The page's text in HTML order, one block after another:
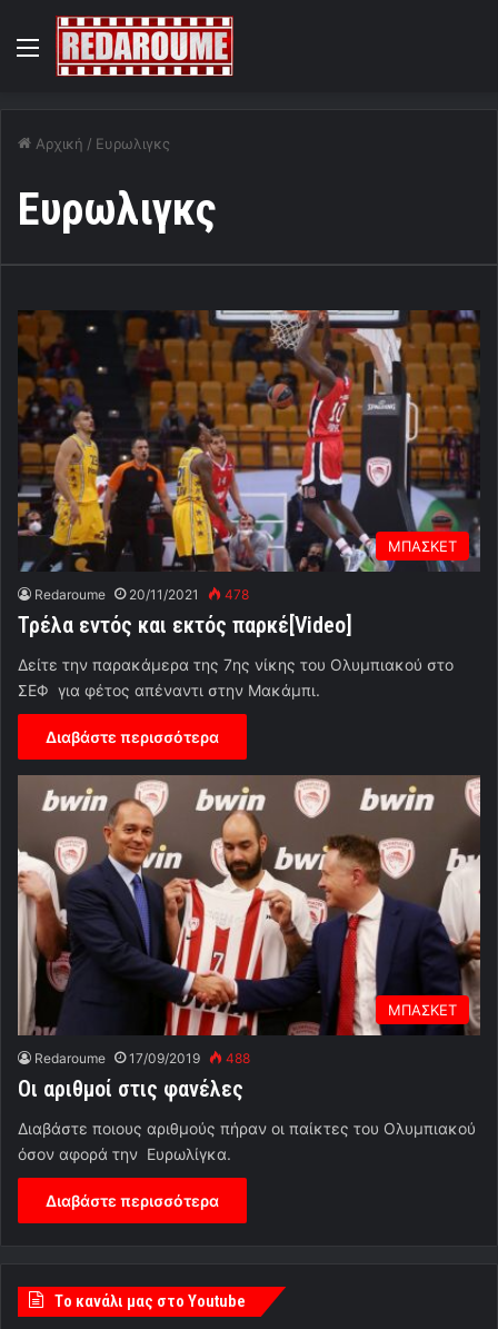
Menu
Αρχική / Ευρωλιγκς
Ευρωλιγκς
ΜΠΑΣΚΕΤ
Redaroume 20/11/2021 478
Τρέλα εντός και εκτός παρκέ[Video]
Δείτε την παρακάμερα της 7ης νίκης του Ολυμπιακού στο
ΣΕΦ για φέτος απέναντι στην Μακάμπι.
Διαβάστε περισσότερα
ΜΠΑΣΚΕΤ
Redaroume 17/09/2019 488
Οι αριθμοί στις φανέλες
Διαβάστε ποιους αριθμούς πήραν οι παίκτες του Ολυμπιακού
όσον αφορά την Ευρωλίγκα.
Διαβάστε περισσότερα
Tο κανάλι μας στο Youtube